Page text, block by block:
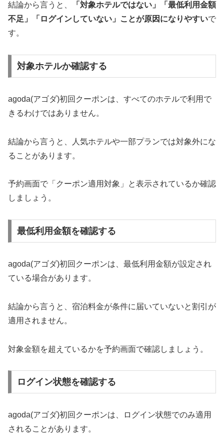
結論から言うと、
「対象ホテルではない」「最低利用金額
不足」「ログインしていない」ことが原因になりやすいで
す。
対象ホテルか確認する
agoda(アゴダ)初回クーポンは、すべてのホテルで利用で
きるわけではありません。
結論から言うと、人気ホテルや一部プランでは対象外にな
ることがあります。
予約画面で「クーポン適用対象」と表示されているか確認
しましょう。
最低利用金額を確認する
agoda(アゴダ)初回クーポンは、最低利用金額が設定され
ている場合があります。
結論から言うと、宿泊料金が条件に届いていないと割引が
適用されません。
対象金額を超えているかを予約画面で確認しましょう。
ログイン状態を確認する
agoda(アゴダ)初回クーポンは、ログイン状態でのみ適用
されることがあります。